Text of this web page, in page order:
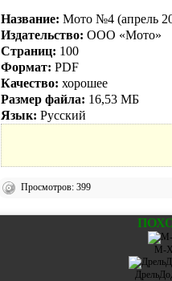
Название: Мото №4 (апрель
Издательство: ООО «Мото»
Страниц: 100
Формат: PDF
Качество: хорошее
Размер файла: 16,53 МБ
Язык: Русский
Просмотров: 399
М-